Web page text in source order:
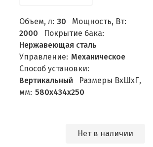
Объем, л: 30
Мощность, Вт:
2000
Покрытие бака:
Нержавеющая сталь
Управление: Механическое
Способ установки:
Вертикальный
Размеры ВхШхГ,
мм: 580х434х250
Нет в наличии